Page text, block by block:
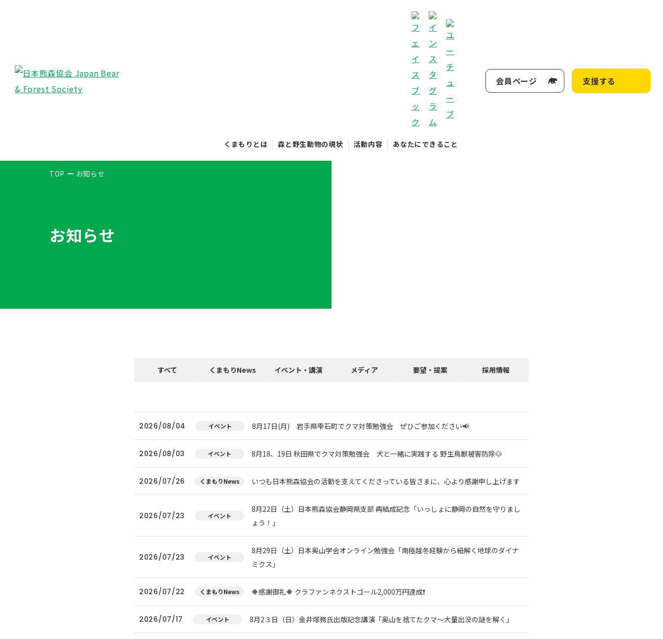
くまもりとは 森と野生動物の現状 活動内容 あなたにできること
会員ページ 支援する
TOP お知らせ
お知らせ
すべて くまもりNews イベント・講演 メディア 要望・提案 採用情報
2026/08/04 イベント 8月17日(月) 岩手県雫石町でクマ対策勉強会 ぜひご参加ください📢
2026/08/03 イベント 8月18、19日 秋田県でクマ対策勉強会 犬と一緒に実践する 野生鳥獣被害防除🐶
2026/07/26 くまもりNews いつも日本熊森協会の活動を支えてくださっている皆さまに、心より感謝申し上げます
2026/07/23 イベント
8月22日（土）日本熊森協会静岡県支部 再結成記念「いっしょに静岡の自然を守りまし
ょう！」
2026/07/23 イベント
8月29日（土）日本奥山学会オンライン勉強会「南極越冬経験から紐解く地球のダイナ
ミクス」
2026/07/22 くまもりNews 🔶感謝御礼🔶 クラファンネクストゴール2,000万円達成❗
2026/07/17 イベント 8月2３日（日）金井塚務氏出版記念講演「奥山を捨てたクマ～大量出没の謎を解く」